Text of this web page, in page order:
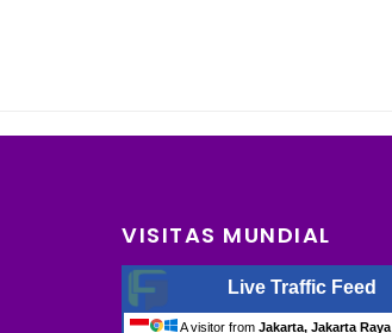
VISITAS MUNDIAL
Live Traffic Feed
A visitor from Jakarta, Jakarta Raya